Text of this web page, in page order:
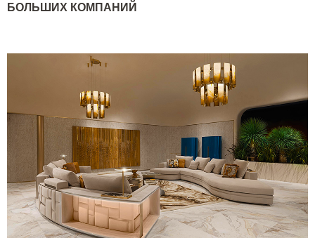
БОЛЬШИХ КОМПАНИЙ